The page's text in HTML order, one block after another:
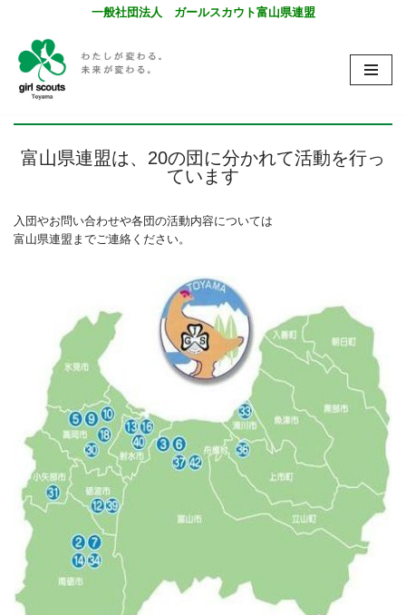
コ
ン
テ
ス
一般社団法人 ガールスカウト富山県連盟
富山県連盟は、20の団に分かれて活動を行っ
ています
入団やお問い合わせや各団の活動内容については
富山県連盟までご連絡ください。